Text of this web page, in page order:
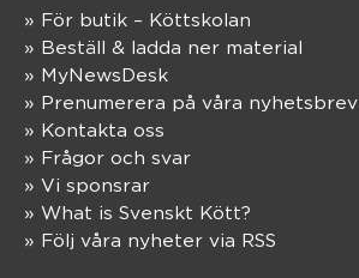
» För butik – Köttskolan
» Beställ & ladda ner material
» MyNewsDesk
» Prenumerera på våra nyhetsbrev
» Kontakta oss
» Frågor och svar
» Vi sponsrar
» What is Svenskt Kött?
» Följ våra nyheter via RSS